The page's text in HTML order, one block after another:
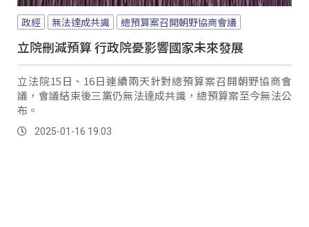
政經 無法達成共識 總預算案召開朝野協商會議
立院刪減預算 行政院憂影響國家未來發展
立法院15日、16日連續兩天針對總預算案召開朝野協商會
議，會議結束後三黨仍無法達成共識，總預算案至今無法公
布。
2025-01-16 19:03